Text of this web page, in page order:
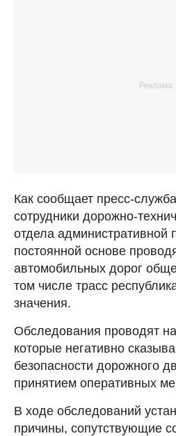
Как сообщает пресс-
сотрудники дорожно-
отдела административной
постоянной основе
автомобильных дорог
том числе трасс
значения.
Обследования проводят
которые негативно
безопасности дорожного
принятием оперативных
В ходе обследований
причины, сопутствующие